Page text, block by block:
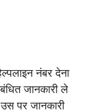
नंबर देना
जानकारी ले
पर जानकारी